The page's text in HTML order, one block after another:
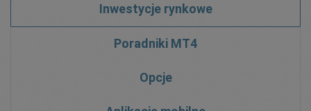
Inwestycje rynkowe
Poradniki MT4
Opcje